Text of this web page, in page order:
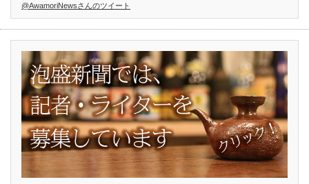
@AwamoriNewsさんのツイート